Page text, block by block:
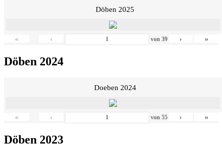
Döben 2025
« ‹ von 39 › »
Döben 2024
Doeben 2024
« ‹ von 55 › »
Döben 2023